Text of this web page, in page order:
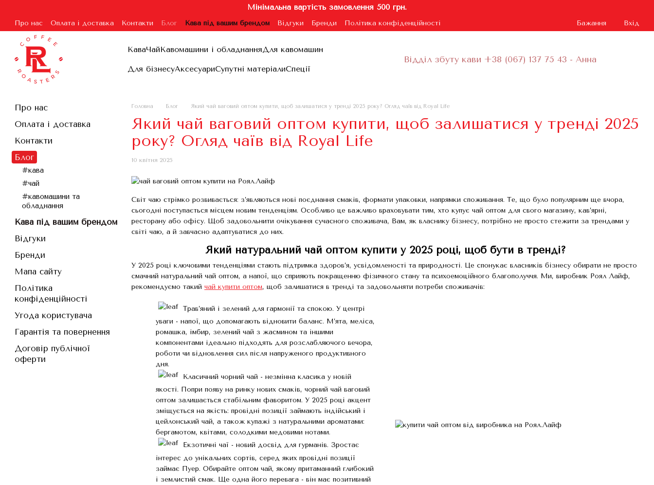
Мінімальна вартість замовлення 500 грн.
Про нас Оплата і доставка Контакти Блог Кава під вашим брендом Відгуки Бренди
Політика конфіденційності
Угода користувача
Гарантія та повернення Договір публічної оферти
Бажання Вхід
КаваЧайКавомашини і обладнанняДля кавомашин
Для бізнесуАксесуариСупутні матеріалиСпеції
Відділ збуту кави +38 (067) 137 75 43 - Анна
Головна Блог Який чай ваговий оптом купити, щоб залишатися у тренді 2025 року? Огляд чаїв від Royal Life
Який чай ваговий оптом купити, щоб залишатися у тренді 2025
року? Огляд чаїв від Royal Life
10 квітня 2025
Світ чаю стрімко розвивається: з’являються нові поєднання смаків, формати упаковки, напрямки споживання. Те, що було популярним ще вчора,
сьогодні поступається місцем новим тенденціям. Особливо це важливо враховувати тим, хто купує чай оптом для свого магазину, кав’ярні,
ресторану або офісу. Щоб задовольнити очікування сучасного споживача, Вам, як власнику бізнесу, потрібно не просто стежити за трендами у
світі чаю, а й завчасно адаптуватися до них.
Який натуральний чай оптом купити у 2025 році, щоб бути в тренді?
У 2025 році ключовими тенденціями стають підтримка здоров’я, усвідомленості та природності. Це спонукає власників бізнесу обирати не просто
смачний натуральний чай оптом, а напої, що сприяють покращенню фізичного стану та психоемоційного благополуччя. Ми, виробник Роял Лайф,
рекомендуємо такий чай купити оптом, щоб залишатися в тренді та задовольняти потреби споживачів:
Трав’яний і зелений для гармонії та спокою. У центрі
уваги - напої, що допомагають відновити баланс. М’ята, меліса,
ромашка, імбир, зелений чай з жасмином та іншими
компонентами ідеально підходять для розслабляючого вечора,
роботи чи відновлення сил після напруженого продуктивного
дня.
Класичний чорний чай - незмінна класика у новій
якості. Попри появу на ринку нових смаків, чорний чай ваговий
оптом залишається стабільним фаворитом. У 2025 році акцент
зміщується на якість: провідні позиції займають індійський і
цейлонський чай, а також купажі з натуральними ароматами:
бергамотом, квітами, солодкими медовими нотами.
Екзотичні чаї - новий досвід для гурманів. Зростає
інтерес до унікальних сортів, серед яких провідні позиції
займає Пуер. Обирайте оптом чай, якому притаманний глибокий
і землистий смак. Ще одна його перевага - він має позитивний
Про нас
Оплата і доставка
Контакти
Блог
#кава
#чай
#кавомашини та
обладнання
Кава під вашим брендом
Відгуки
Бренди
Мапа сайту
Політика
конфіденційності
Угода користувача
Гарантія та повернення
Договір публічної
оферти